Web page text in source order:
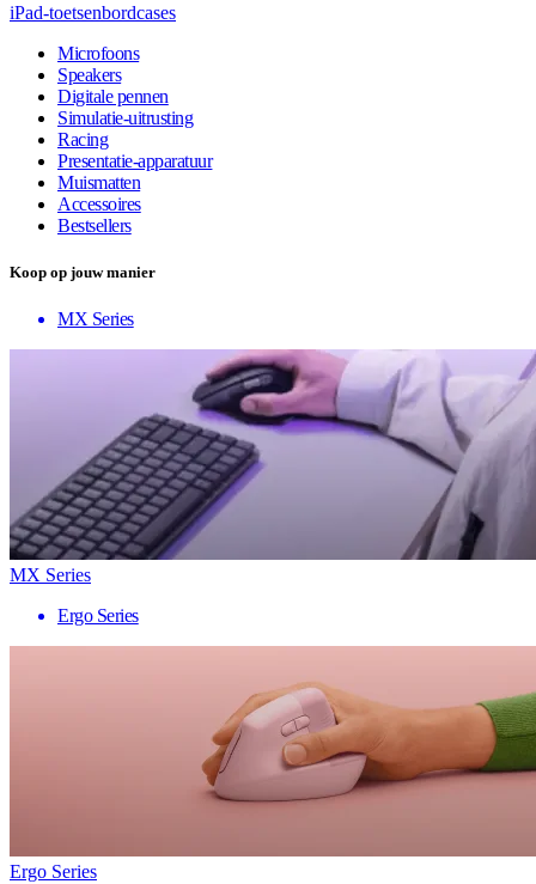
iPad-toetsenbordcases
Microfoons
Speakers
Digitale pennen
Simulatie-uitrusting
Racing
Presentatie-apparatuur
Muismatten
Accessoires
Bestsellers
Koop op jouw manier
MX Series
MX Series
Ergo Series
Ergo Series